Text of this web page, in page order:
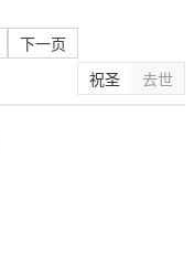
下一页
祝圣 去世